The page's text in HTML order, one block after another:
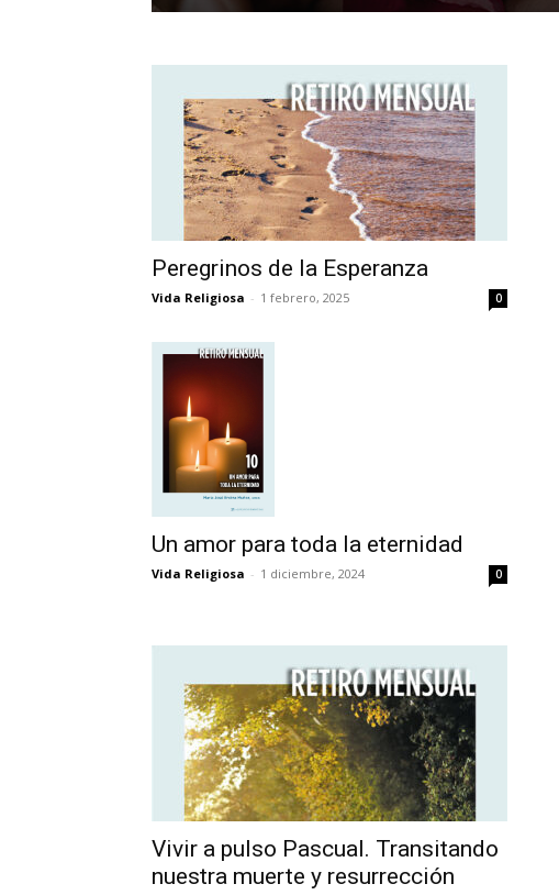
Peregrinos de la Esperanza
Vida Religiosa - 1 febrero, 2025 0
Un amor para toda la eternidad
Vida Religiosa - 1 diciembre, 2024 0
Vivir a pulso Pascual. Transitando
nuestra muerte y resurrección